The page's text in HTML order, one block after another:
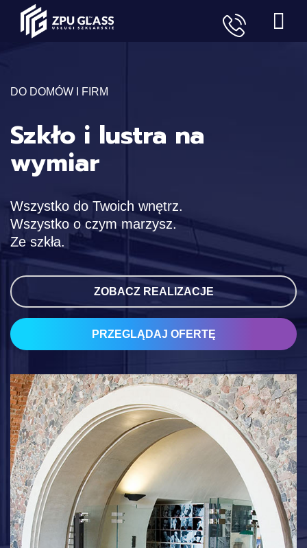
DO DOMÓW I FIRM
Szkło i lustra na
wymiar
Wszystko do Twoich wnętrz.
Wszystko o czym marzysz.
Ze szkła.
ZOBACZ REALIZACJE
PRZEGLĄDAJ OFERTĘ